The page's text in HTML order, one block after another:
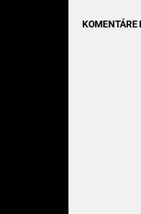
KOMENTÁRE